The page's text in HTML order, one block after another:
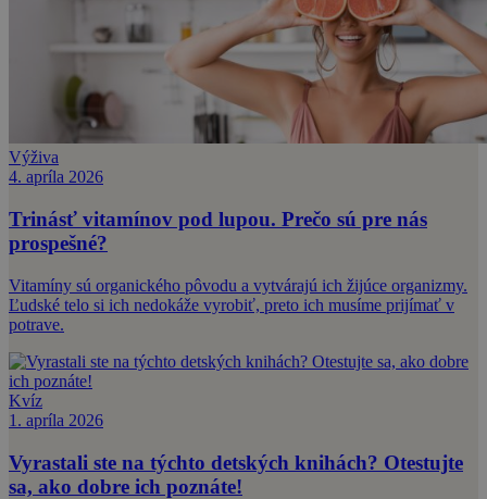
Výživa
4. apríla 2026
Trinásť vitamínov pod lupou. Prečo sú pre nás
prospešné?
Vitamíny sú organického pôvodu a vytvárajú ich žijúce organizmy.
Ľudské telo si ich nedokáže vyrobiť, preto ich musíme prijímať v
potrave.
Kvíz
1. apríla 2026
Vyrastali ste na týchto detských knihách? Otestujte
sa, ako dobre ich poznáte!